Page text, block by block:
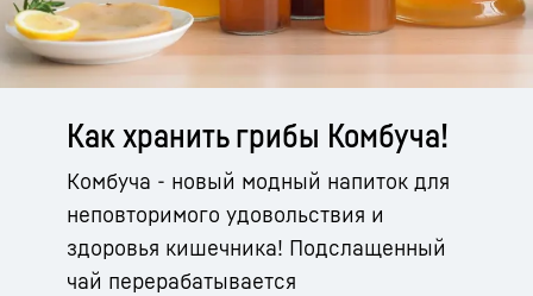
Как хранить грибы Комбуча!
Комбуча - новый модный напиток для
неповторимого удовольствия и
здоровья кишечника! Подслащенный
чай перерабатывается